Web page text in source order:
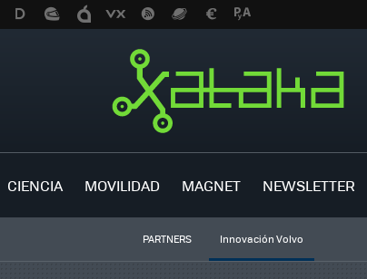
CIENCIA MOVILIDAD MAGNET NEWSLETTER
PARTNERS Innovación Volvo